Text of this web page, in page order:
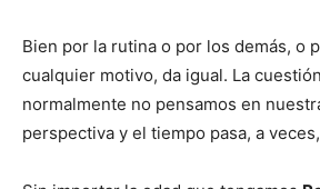
Bien por la rutina o por los demás, o
cualquier motivo, da igual. La
normalmente no pensamos en
perspectiva y el tiempo pasa, a